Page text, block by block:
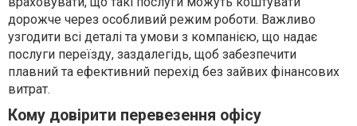
дорожче через особливий режим роботи. Важливо
узгодити всі деталі та умови з компанією, що надає
послуги переїзду, заздалегідь, щоб забезпечити
плавний та ефективний перехід без зайвих фінансових
витрат.
Кому довірити перевезення офісу